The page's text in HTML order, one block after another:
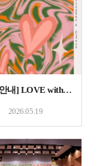
[전시안내] LOVE with GOD: 하나님과 함께하는 사랑 (어린이 기독 미술 전시)
2026.05.19